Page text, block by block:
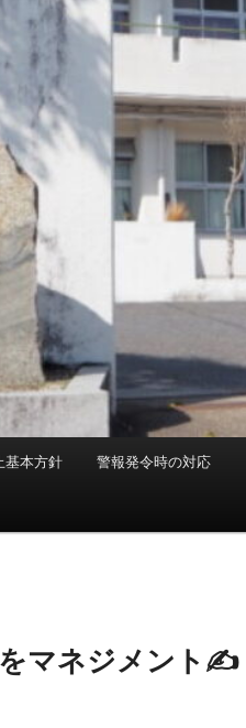
基本方針 警報発令時の対応
マネジメント✍️